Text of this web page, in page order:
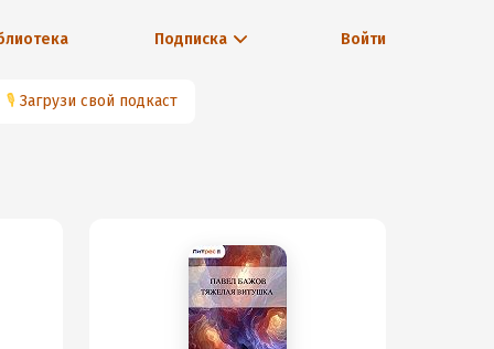
Подписка Войти
🎙 Загрузи свой подкаст